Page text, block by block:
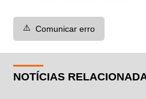
⚠️ Comunicar erro
NOTÍCIAS